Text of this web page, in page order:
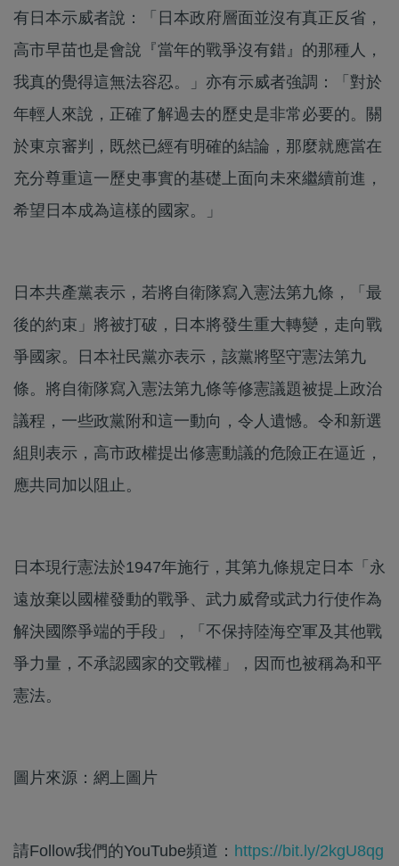
有日本示威者說：「日本政府層面並沒有真正反省，
高市早苗也是會說『當年的戰爭沒有錯』的那種人，
我真的覺得這無法容忍。」亦有示威者強調：「對於
年輕人來說，正確了解過去的歷史是非常必要的。關
於東京審判，既然已經有明確的結論，那麼就應當在
充分尊重這一歷史事實的基礎上面向未來繼續前進，
希望日本成為這樣的國家。」
日本共產黨表示，若將自衛隊寫入憲法第九條，「最
後的約束」將被打破，日本將發生重大轉變，走向戰
爭國家。日本社民黨亦表示，該黨將堅守憲法第九
條。將自衛隊寫入憲法第九條等修憲議題被提上政治
議程，一些政黨附和這一動向，令人遺憾。令和新選
組則表示，高市政權提出修憲動議的危險正在逼近，
應共同加以阻止。
日本現行憲法於1947年施行，其第九條規定日本「永
遠放棄以國權發動的戰爭、武力威脅或武力行使作為
解決國際爭端的手段」，「不保持陸海空軍及其他戰
爭力量，不承認國家的交戰權」，因而也被稱為和平
憲法。
圖片來源：網上圖片
請Follow我們的YouTube頻道： https://bit.ly/2kgU8qg